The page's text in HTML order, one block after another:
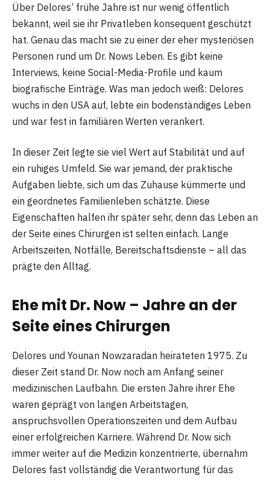
Über Delores’ frühe Jahre ist nur wenig öffentlich
bekannt, weil sie ihr Privatleben konsequent geschützt
hat. Genau das macht sie zu einer der eher mysteriösen
Personen rund um Dr. Nows Leben. Es gibt keine
Interviews, keine Social-Media-Profile und kaum
biografische Einträge. Was man jedoch weiß: Delores
wuchs in den USA auf, lebte ein bodenständiges Leben
und war fest in familiären Werten verankert.
In dieser Zeit legte sie viel Wert auf Stabilität und auf
ein ruhiges Umfeld. Sie war jemand, der praktische
Aufgaben liebte, sich um das Zuhause kümmerte und
ein geordnetes Familienleben schätzte. Diese
Eigenschaften halfen ihr später sehr, denn das Leben an
der Seite eines Chirurgen ist selten einfach. Lange
Arbeitszeiten, Notfälle, Bereitschaftsdienste – all das
prägte den Alltag.
Ehe mit Dr. Now – Jahre an der
Seite eines Chirurgen
Delores und Younan Nowzaradan heirateten 1975. Zu
dieser Zeit stand Dr. Now noch am Anfang seiner
medizinischen Laufbahn. Die ersten Jahre ihrer Ehe
waren geprägt von langen Arbeitstagen,
anspruchsvollen Operationszeiten und dem Aufbau
einer erfolgreichen Karriere. Während Dr. Now sich
immer weiter auf die Medizin konzentrierte, übernahm
Delores fast vollständig die Verantwortung für das